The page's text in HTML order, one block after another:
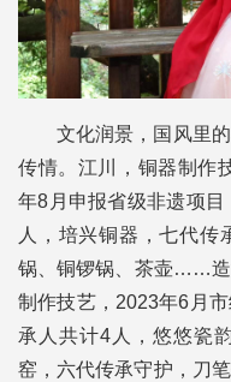
文化润景，国风里
传情。江川，铜器制作
年8月申报省级非遗项
人，培兴铜器，七代传
锅、铜锣锅、茶壶……造
制作技艺，2023年6月
承人共计4人，悠悠瓷
窑，六代传承守护，刀